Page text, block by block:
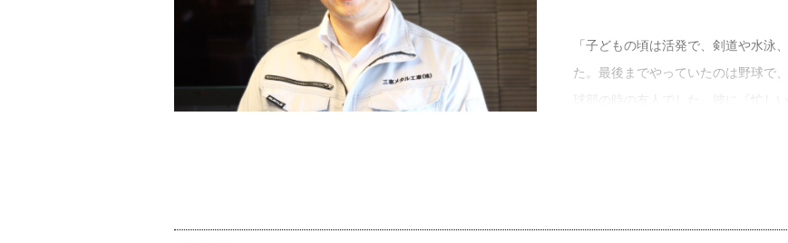
「子どもの頃は活発で、剣道や水泳
た。最後までやっていたのは野球で
ったのが最初のきっかけですね。そ
んですが、板金をやってみたら、そ
事だなと感じました。でも楽しかっ